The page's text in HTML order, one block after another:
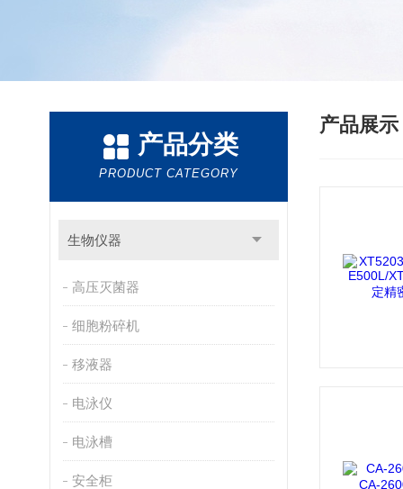
产品分类
PRODUCT CATEGORY
生物仪器
高压灭菌器
细胞粉碎机
移液器
电泳仪
电泳槽
安全柜
产品展示